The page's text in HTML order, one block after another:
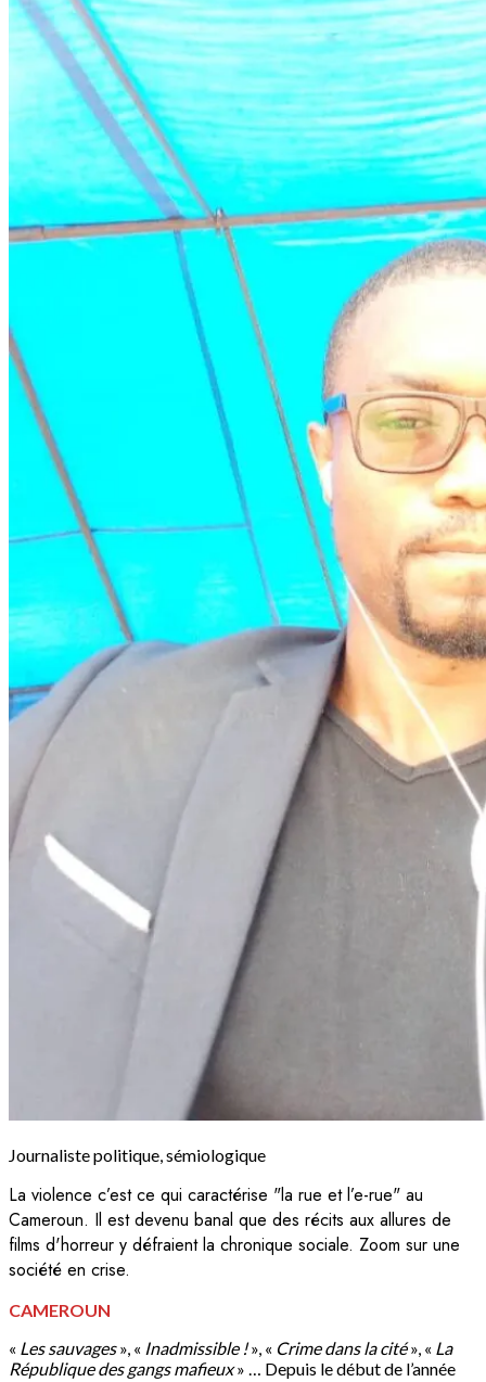
Journaliste politique, sémiologique
La violence c’est ce qui caractérise "la rue et l’e-rue" au
Cameroun. Il est devenu banal que des récits aux allures de
films d'horreur y défraient la chronique sociale. Zoom sur une
société en crise.
CAMEROUN
« Les sauvages», « Inadmissible !», « Crime dans la cité», « La
République des gangs mafieux» … Depuis le début de l’année